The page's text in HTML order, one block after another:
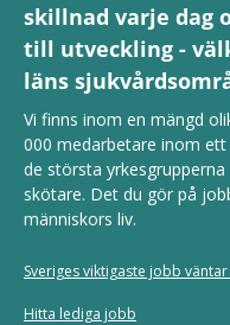
skillnad varje dag
till utveckling -
läns
Vi finns inom en mängd
000 medarbetare inom
de största
skötare. Det du gör på
människors liv.
Sveriges viktigaste jobb
Hitta lediga jobb